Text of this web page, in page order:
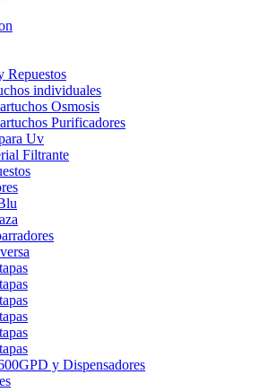
Repuestos
individuales
Osmosis
Purificadores
Uv
Filtrante
y Dispensadores